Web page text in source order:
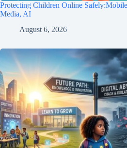
Protecting Children Online
Media, AI
August 6, 2026